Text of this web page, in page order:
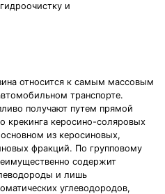
и
относится к самым массовым
транспорте.
получают путем прямой
крекинга керосино-соляровых
из керосиновых,
фракций. По групповому
содержит
и лишь
углеводородов,